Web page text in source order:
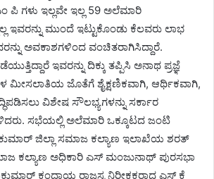
ಪಿ ಗಳು ಇಲ್ಲವೇ ಇಲ್ಲ 59 ಅಲೆಮಾರಿ
ಇವರನ್ನು ಮುಂದೆ ಇಟ್ಟುಕೊಂಡು ಕೆಲವರು ಲಾಭ
ಅವಕಾಶಗಳಿಂದ ವಂಚಿತರಾಗಿಸಿದ್ದಾರೆ.
ಇವರನ್ನು ದಿಕ್ಕು ತಪ್ಪಿಸಿ ಅನಾಥ ಪ್ರಜ್ಞೆ
ಮೀಸಲಾತಿಯ ಜೊತೆಗೆ ಶೈಕ್ಷಣಿಕವಾಗಿ, ಆರ್ಥಿಕವಾಗಿ,
ವಿಶೇಷ ಸೌಲಭ್ಯಗಳನ್ನು ಸರ್ಕಾರ
ಸಭೆಯಲ್ಲಿ ಅಲೆಮಾರಿ ಒಕ್ಕೂಟದ ಜಂಟಿ
ಜಿಲ್ಲಾ ಸಮಾಜ ಕಲ್ಯಾಣ ಇಲಾಖೆಯ ಶರತ್
ಕಲ್ಯಾಣ ಅಧಿಕಾರಿ ಎಸ್ ಮಂಜುನಾಥ್ ಪುರಸಭಾ
ಕಂದಾಯ ರಾಜಸ್ವ ನಿರೀಕ್ಷಕರಾದ ಎಸ್ ಕೆ